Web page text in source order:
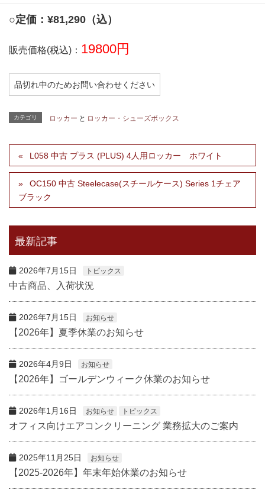
○定価：¥81,290（込）
販売価格(税込)： 19800円
品切れ中のためお問い合わせください
カテゴリ ロッカー と ロッカー・シューズボックス
L058 中古 プラス (PLUS) 4人用ロッカー ホワイト
OC150 中古 Steelecase(スチールケース) Series 1チェア
ブラック
最新記事
2026年7月15日 トピックス
中古商品、入荷状況
2026年7月15日 お知らせ
【2026年】夏季休業のお知らせ
2026年4月9日 お知らせ
【2026年】ゴールデンウィーク休業のお知らせ
2026年1月16日 お知らせ トピックス
オフィス向けエアコンクリーニング 業務拡大のご案内
2025年11月25日 お知らせ
【2025-2026年】年末年始休業のお知らせ